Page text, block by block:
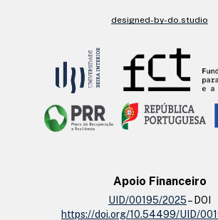
designed-by-do.studio
Apoio Financeiro
UID/00195/2025– DOI
https://doi.org/10.54499/UID/